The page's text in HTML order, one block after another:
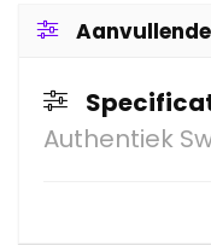
Authentiek